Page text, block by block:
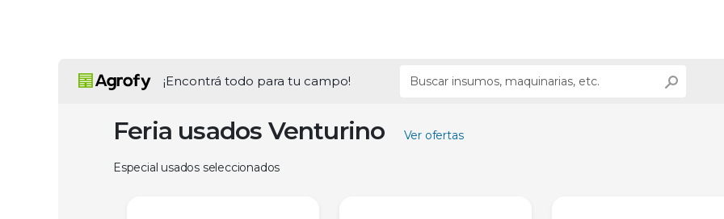
¡Encontrá todo para tu campo!
Feria usados Venturino Ver ofertas
Especial usados seleccionados